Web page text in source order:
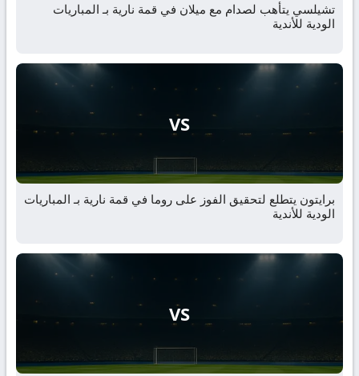
تشيلسي يتأهب لصدام مع ميلان في قمة نارية بـ المباريات
الودية للأندية
VS
برايتون يتطلع لتحقيق الفوز على روما في قمة نارية بـ المباريات
الودية للأندية
VS